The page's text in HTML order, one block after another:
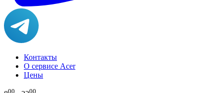
Контакты
О сервисе Acer
Цены
00 00